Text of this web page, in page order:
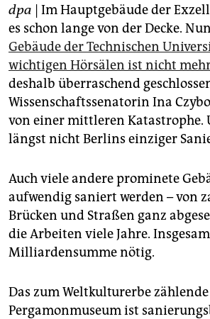
unterstützen
abo
genossenschaft
epaper login
dpa | Im Hauptgebäude der
es schon lange von der Decke.
Gebäude der Technischen
wichtigen Hörsälen ist nicht
deshalb überraschend
Wissenschaftssenatorin Ina
von einer mittleren Katastrophe.
längst nicht Berlins einziger
Auch viele andere prominete
aufwendig saniert werden – von
Brücken und Straßen ganz
die Arbeiten viele Jahre.
Milliardensumme nötig.
Das zum Weltkulturerbe zählende
Pergamonmuseum ist